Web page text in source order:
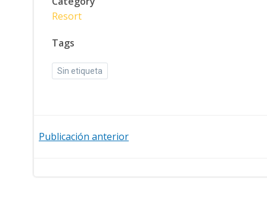
Resort
Tags
Sin etiqueta
Navegación
de
Publicación anterior